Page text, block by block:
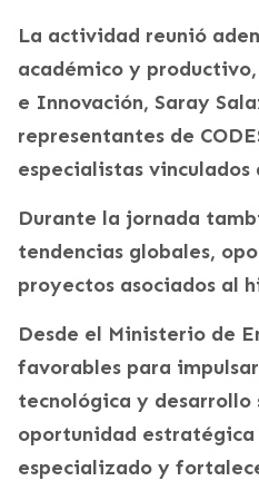
La actividad reunió
académico y
e Innovación, Saray
representantes de
especialistas
Durante la jornada
tendencias globales,
proyectos asociados al
Desde el Ministerio de
favorables para
tecnológica y desarrollo
oportunidad
especializado y